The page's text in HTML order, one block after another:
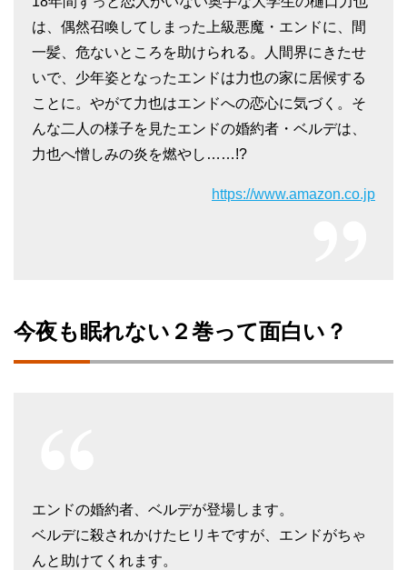
は、偶然召喚してしまった上級悪魔・エンドに、間
一髪、危ないところを助けられる。人間界にきたせ
いで、少年姿となったエンドは力也の家に居候する
ことに。やがて力也はエンドへの恋心に気づく。そ
んな二人の様子を見たエンドの婚約者・ベルデは、
力也へ憎しみの炎を燃やし……!?
https://www.amazon.co.jp
今夜も眠れない２巻って面白い？
エンドの婚約者、ベルデが登場します。
ベルデに殺されかけたヒリキですが、エンドがちゃ
んと助けてくれます。